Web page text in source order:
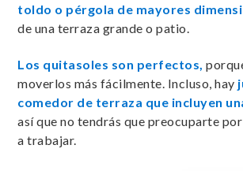
toldo o pérgola de mayores
de una terraza grande o patio.
Los quitasoles son perfectos,
moverlos más fácilmente. Incluso, hay
comedor de terraza que incluyen
así que no tendrás que preocuparte
a trabajar.